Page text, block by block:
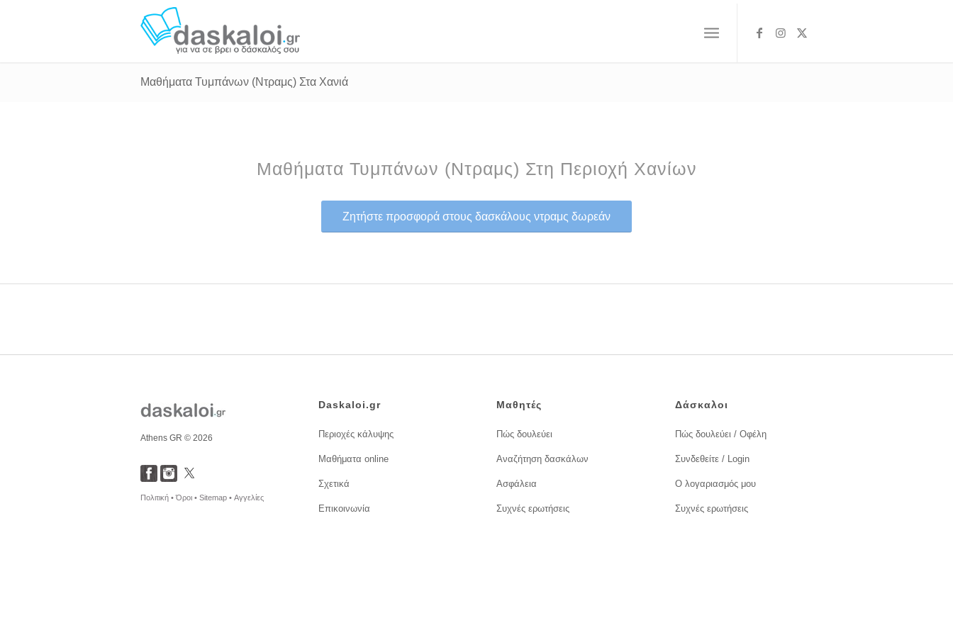
Μαθήματα Τυμπάνων (Ντραμς) Στα Χανιά
Μαθήματα Τυμπάνων (Ντραμς) Στη Περιοχή Χανίων
Ζητήστε προσφορά στους δασκάλους ντραμς δωρεάν
Athens GR © 2026
Πολιτική •Όροι • Sitemap • Αγγελίες
Daskaloi.gr
Περιοχές κάλυψης
Μαθήματα online
Σχετικά
Επικοινωνία
Μαθητές
Πώς δουλεύει
Αναζήτηση δασκάλων
Ασφάλεια
Συχνές ερωτήσεις
Δάσκαλοι
Πώς δουλεύει / Οφέλη
Συνδεθείτε / Login
Ο λογαριασμός μου
Συχνές ερωτήσεις